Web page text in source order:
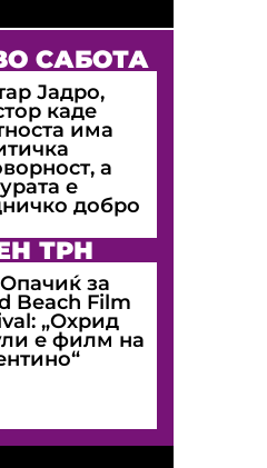
САБОТА
Јадро,
каде
има
а
е
добро
ТРН
за
Beach Film
„Охрид
е филм на